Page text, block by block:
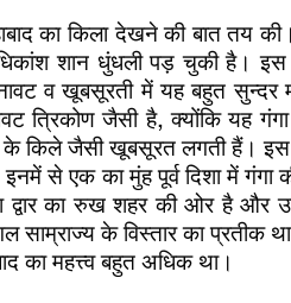
का किला देखने की बात तय
शान धुंधली पड़ चुकी है।
व खूबसूरती में यह बहुत सुन्दर
त्रिकोण जैसी है, क्योंकि यह
के किले जैसी खूबसूरत लगती हैं।
से एक का मुंह पूर्व दिशा में
का रुख शहर की ओर है और
साम्राज्य के विस्तार का प्रतीक
का महत्त्व बहुत अधिक था।